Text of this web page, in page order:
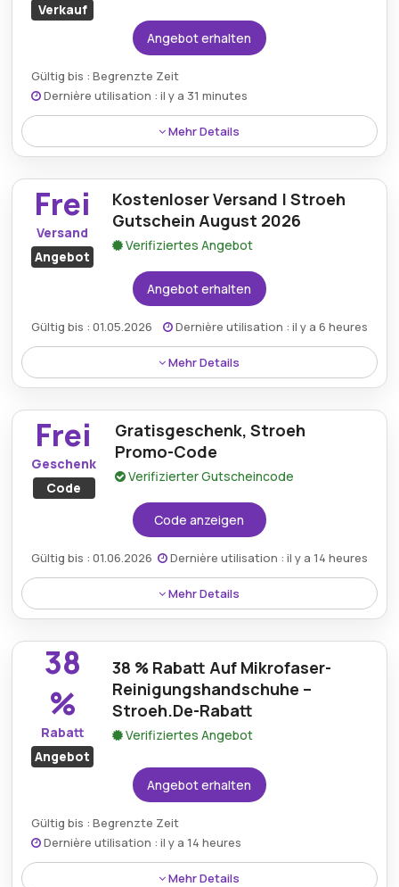
Verkauf
Angebot erhalten
Gültig bis : Begrenzte Zeit
Dernière utilisation : il y a 31 minutes
Mehr Details
Profitieren Sie von einem fantastischen Angebot von
bis zu 45 % Rabatt mit dem exklusiven Rabatt von
Stroeh.de und schalten Sie so unglaubliche
Ersparnisse frei.
Frei
Versand
Angebot
Kostenloser Versand | Stroeh
Gutschein August 2026
Verifiziertes Angebot
Angebot erhalten
Gültig bis : 01.05.2026 Dernière utilisation : il y a 6 heures
Mehr Details
Profitieren Sie mit dem Stroeh-Gutschein vom
zusätzlichen Bonus des kostenlosen Versands und
sorgen Sie so für ein reibungsloses Einkaufserlebnis.
Frei
Geschenk
Code
Gratisgeschenk, Stroeh
Promo-Code
Verifizierter Gutscheincode
Code anzeigen
Gültig bis : 01.06.2026 Dernière utilisation : il y a 14 heures
Mehr Details
Wenn Sie den Stroeh-Gutscheincode verwenden,
erhalten Sie bei jedem Einkauf ein kostenloses
Geschenk, das das Angebot noch wertvoller macht.
38
%
Rabatt
Angebot
38 % Rabatt Auf Mikrofaser-
Reinigungshandschuhe –
Stroeh.De-Rabatt
Verifiziertes Angebot
Angebot erhalten
Gültig bis : Begrenzte Zeit
Dernière utilisation : il y a 14 heures
Mehr Details